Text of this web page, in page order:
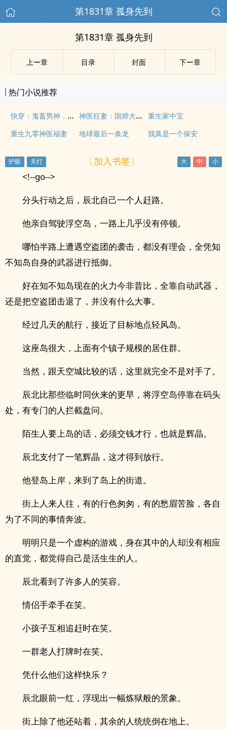
第1831章 孤身先到
第1831章 孤身先到
上ー章 目录 封面 下ー章
热门小说推荐
快穿：鬼畜男神，宠上天！ 神医狂妻：国师大人，夫人又跑了
重生家中宝
重生九零神医福妻
地球最后一条龙 我真是一个保安
〔加入书签〕
<!--go-->
分头行动之后，辰北自己一个人赶路。
他亲自驾驶浮空岛，一路上几乎没有停顿。
哪怕半路上遭遇空盗团的袭击，都没有理会，全凭知
不知岛自身的武器进行抵御。
好在知不知岛现在的火力今非昔比，全靠自动武器，
还是把空盗团击退了，并没有什么大事。
经过几天的航行，接近了目标地点轻风岛。
这座岛很大，上面有个镇子规模的居住群。
当然，跟天空城比较的话，这里就完全不是对手了。
辰北比那些临时同伙来的更早，将浮空岛停靠在码头
处，有专门的人拦截盘问。
陌生人要上岛的话，必须交钱才行，也就是辉晶。
辰北支付了一笔辉晶，这才得到放行。
他登岛上岸，来到了岛上的街道。
街上人来人往，有的行色匆匆，有的愁眉苦脸，各自
为了不同的事情奔波。
明明只是一个虚构的游戏，身在其中的人却没有相应
的直觉，都觉得自己是活生生的人。
辰北看到了许多人的笑容。
情侣手牵手在笑。
小孩子互相追赶时在笑。
一群老人打牌时在笑。
凭什么他们这样快乐？
辰北眼前一红，浮现出一幅炼狱般的景象。
街上除了他还站着，其余的人统统倒在地上。